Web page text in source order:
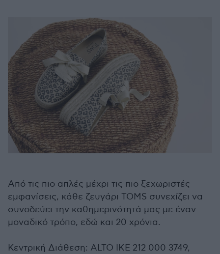
Από τις πιο απλές μέχρι τις πιο ξεχωριστές
εμφανίσεις, κάθε ζευγάρι TOMS συνεχίζει να
συνοδεύει την καθημερινότητά μας με έναν
μοναδικό τρόπο, εδώ και 20 χρόνια.
Κεντρική Διάθεση: ALTO ΙΚΕ 212 000 3749,